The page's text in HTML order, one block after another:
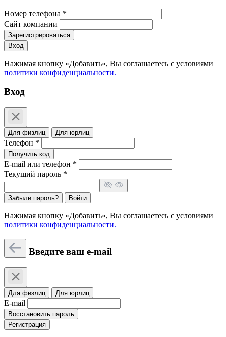
Номер телефона *
Сайт компании
Зарегистрироваться
Вход
Нажимая кнопку «Добавить», Вы соглашаетесь c условиями
политики конфиденциальности.
Вход
Для физлиц Для юрлиц
Телефон *
Получить код
E-mail или телефон *
Текущий пароль *
Забыли пароль? Войти
Нажимая кнопку «Добавить», Вы соглашаетесь c условиями
политики конфиденциальности.
Введите ваш e-mail
Для физлиц Для юрлиц
E-mail
Восстановить пароль
Регистрация